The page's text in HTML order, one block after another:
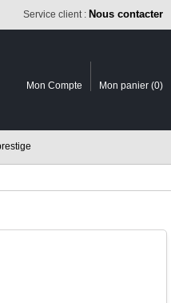
Service client : Nous contacter
Mon Compte Mon panier (0)